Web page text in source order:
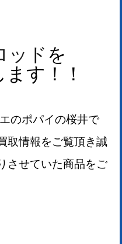
ッド を
す！
！
のポパイの桜井で
取情報をご覧頂き誠
させていた商品をご